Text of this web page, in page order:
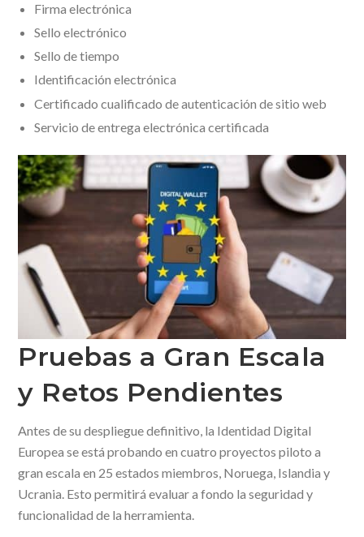
Firma electrónica
Sello electrónico
Sello de tiempo
Identificación electrónica
Certificado cualificado de autenticación de sitio web
Servicio de entrega electrónica certificada
Pruebas a Gran Escala
y Retos Pendientes
Antes de su despliegue definitivo, la Identidad Digital
Europea se está probando en cuatro proyectos piloto a
gran escala en 25 estados miembros, Noruega, Islandia y
Ucrania. Esto permitirá evaluar a fondo la seguridad y
funcionalidad de la herramienta.